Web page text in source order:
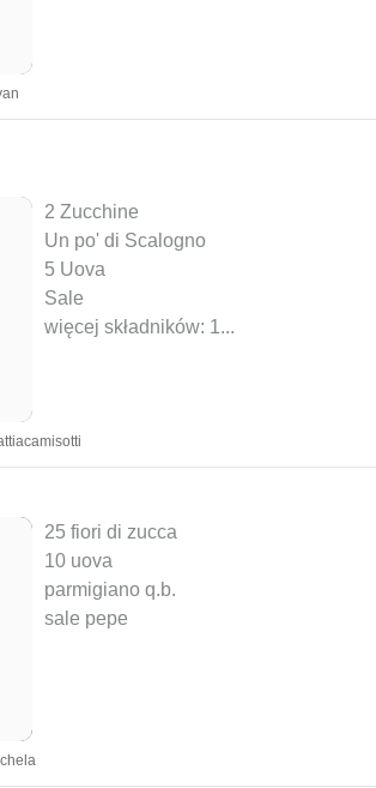
2 Zucchine
Un po' di Scalogno
5 Uova
Sale
więcej składników: 1...
25 fiori di zucca
10 uova
parmigiano q.b.
sale pepe